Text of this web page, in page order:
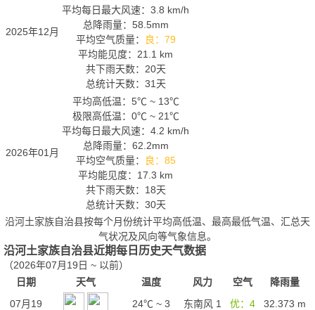
2025年12月
平均每日最大风速：3.8 km/h
总降雨量：58.5mm
平均空气质量：
良：79
平均能见度：21.1 km
共下雨天数：20天
总统计天数：31天
2026年01月
平均高低温： 5℃ ~ 13℃
极限高低温： 0℃ ~ 21℃
平均每日最大风速：4.2 km/h
总降雨量：62.2mm
平均空气质量：
良：85
平均能见度：17.3 km
共下雨天数：18天
总统计天数：30天
沿河土家族自治县按每个月份统计平均高低温、最高最低气温、汇总天
气状况及风向等气象信息。
沿河土家族自治县近期每日历史天气数据
（2026年07月19日 ~ 以前）
日期
天气 温度 风力 空气
降雨量
07月19
24℃ ~ 3
东南风 1
优：4
32.373 m